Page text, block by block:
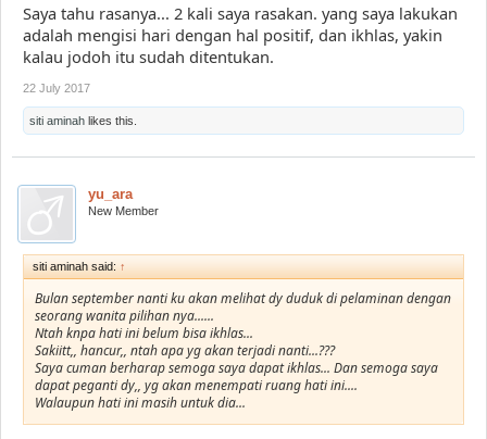
Saya tahu rasanya... 2 kali saya rasakan. yang saya lakukan
adalah mengisi hari dengan hal positif, dan ikhlas, yakin
kalau jodoh itu sudah ditentukan.
22 July 2017
siti aminah likes this.
yu_ara
New Member
siti aminah said: ↑
Bulan september nanti ku akan melihat dy duduk di pelaminan dengan
seorang wanita pilihan nya......
Ntah knpa hati ini belum bisa ikhlas...
Sakiitt,, hancur,, ntah apa yg akan terjadi nanti...???
Saya cuman berharap semoga saya dapat ikhlas... Dan semoga saya
dapat peganti dy,, yg akan menempati ruang hati ini....
Walaupun hati ini masih untuk dia...